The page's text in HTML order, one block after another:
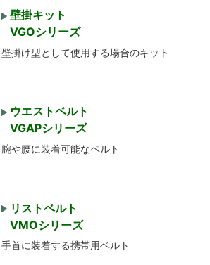
壁掛キット
VGOシリーズ
壁掛け型として使用する場合のキット
ウエストベルト
VGAPシリーズ
腕や腰に装着可能なベルト
リストベルト
VMOシリーズ
手首に装着する携帯用ベルト